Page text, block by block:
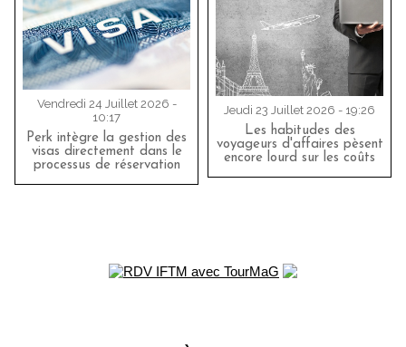
Vendredi 24 Juillet 2026 -
10:17
Perk intègre la gestion des
visas directement dans le
processus de réservation
Jeudi 23 Juillet 2026 - 19:26
Les habitudes des
voyageurs d'affaires pèsent
encore lourd sur les coûts